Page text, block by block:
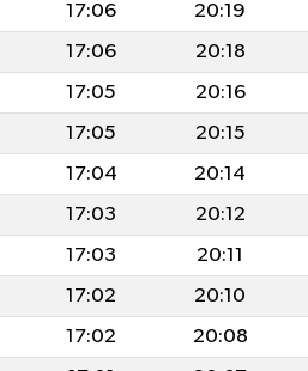
17:06 20:19
17:06 20:18
17:05 20:16
17:05 20:15
17:04 20:14
17:03 20:12
17:03 20:11
17:02 20:10
17:02 20:08